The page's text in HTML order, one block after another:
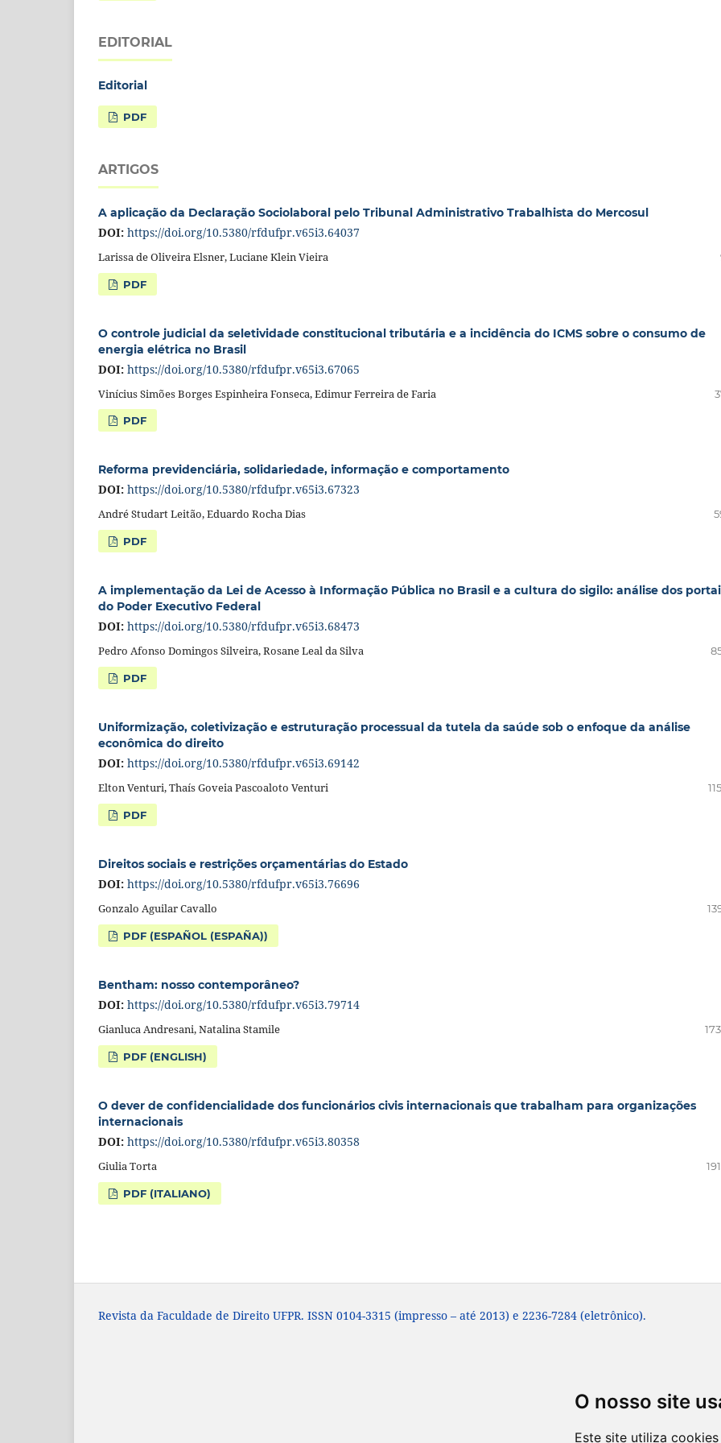
O nosso site
Este site utiliza
EDITORIAL
Editorial
PDF
ARTIGOS
A aplicação da Declaração Sociolaboral pelo Tribunal Administrativo Trabalhista do Mercosul
DOI: https://doi.org/10.5380/rfdufpr.v65i3.64037
Larissa de Oliveira Elsner, Luciane Klein Vieira
PDF
O controle judicial da seletividade constitucional tributária e a incidência do ICMS sobre o consumo de
energia elétrica no Brasil
DOI: https://doi.org/10.5380/rfdufpr.v65i3.67065
Vinícius Simões Borges Espinheira Fonseca, Edimur Ferreira de Faria
PDF
Reforma previdenciária, solidariedade, informação e comportamento
DOI: https://doi.org/10.5380/rfdufpr.v65i3.67323
André Studart Leitão, Eduardo Rocha Dias
PDF
A implementação da Lei de Acesso à Informação Pública no Brasil e a cultura do sigilo: análise dos
do Poder Executivo Federal
DOI: https://doi.org/10.5380/rfdufpr.v65i3.68473
Pedro Afonso Domingos Silveira, Rosane Leal da Silva
PDF
Uniformização, coletivização e estruturação processual da tutela da saúde sob o enfoque da análise
econômica do direito
DOI: https://doi.org/10.5380/rfdufpr.v65i3.69142
Elton Venturi, Thaís Goveia Pascoaloto Venturi
PDF
Direitos sociais e restrições orçamentárias do Estado
DOI: https://doi.org/10.5380/rfdufpr.v65i3.76696
Gonzalo Aguilar Cavallo
PDF (ESPAÑOL (ESPAÑA))
Bentham: nosso contemporâneo?
DOI: https://doi.org/10.5380/rfdufpr.v65i3.79714
Gianluca Andresani, Natalina Stamile
PDF (ENGLISH)
O dever de confidencialidade dos funcionários civis internacionais que trabalham para organizações
internacionais
DOI: https://doi.org/10.5380/rfdufpr.v65i3.80358
Giulia Torta
PDF (ITALIANO)
Revista da Faculdade de Direito UFPR. ISSN 0104-3315 (impresso – até 2013) e 2236-7284 (eletrônico).